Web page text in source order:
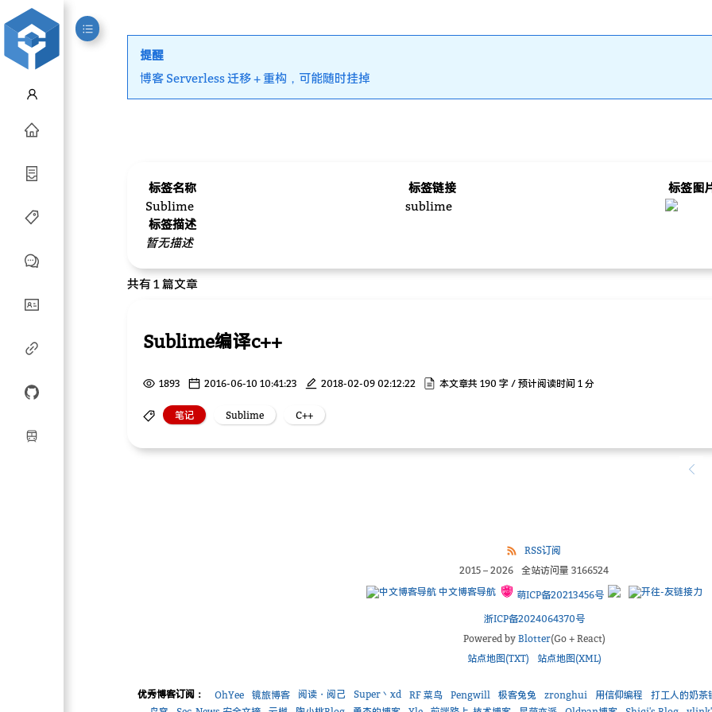
提醒
博客 Serverless 迁移 + 重构，可能随时挂掉
标签名称 标签链接
标签图
Sublime
sublime
标签描述
暂无描述
共有 1 篇文章
Sublime编译c++
1893 2016-06-10 10:41:23 2018-02-09 02:12:22 本文章共 190 字 / 预计阅读时间 1 分
笔记 Sublime C++
RSS订阅
2015 – 2026 全站访问量 3166524
中文博客导航
萌ICP备20213456号
浙ICP备2024064370号
Powered by Blotter(Go + React)
站点地图(TXT)
站点地图(XML)
优秀博客订阅： OhYee 镜旅博客 阅读・阅己 Super丶xd RF 菜鸟 Pengwill 极客兔兔 zronghui 用信仰编程
打工人的奶茶